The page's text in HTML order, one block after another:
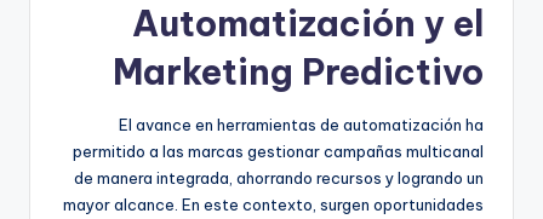
Automatización y el
Marketing Predictivo
El avance en herramientas de automatización ha
permitido a las marcas gestionar campañas multicanal
de manera integrada, ahorrando recursos y logrando un
mayor alcance. En este contexto, surgen oportunidades